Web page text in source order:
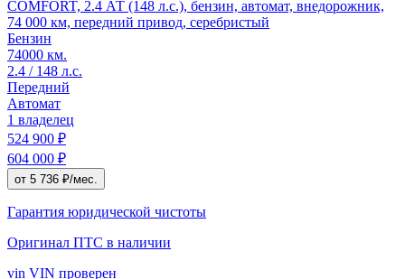
COMFORT, 2.4 АТ (148 л.с.), бензин, автомат, внедорожник,
74 000 км, передний привод, серебристый
Бензин
74000 км.
2.4 / 148 л.с.
Передний
Автомат
1 владелец
524 900 ₽
604 000 ₽
от 5 736 ₽/мес.
Гарантия юридической чистоты
Оригинал ПТС в наличии
vin VIN проверен